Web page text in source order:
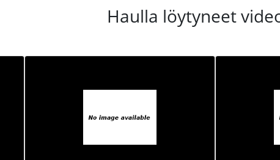
Haulla löytyneet